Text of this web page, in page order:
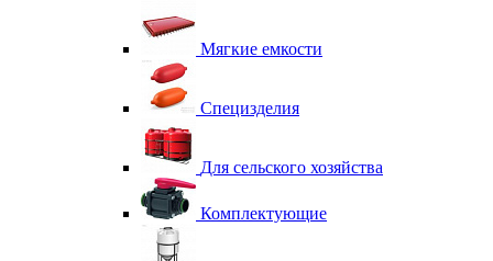
Мягкие емкости
Специзделия
Для сельского хозяйства
Комплектующие